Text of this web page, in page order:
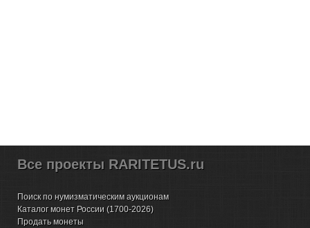
Все проекты RARITETUS.ru
Поиск по нумизматическим аукционам
Каталог монет России (1700-2026)
Продать монеты